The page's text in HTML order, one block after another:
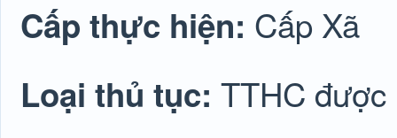
Cấp thực hiện: Cấp Xã
Loại thủ tục: TTHC được